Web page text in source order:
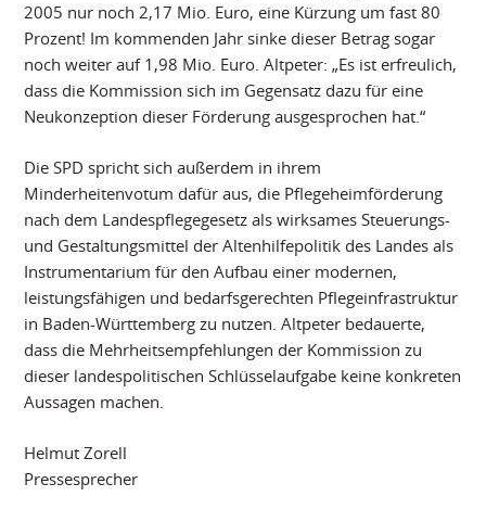
2005 nur noch 2,17 Mio. Euro, eine Kürzung um fast 80
Prozent! Im kommenden Jahr sinke dieser Betrag sogar
noch weiter auf 1,98 Mio. Euro. Altpeter: „Es ist erfreulich,
dass die Kommission sich im Gegensatz dazu für eine
Neukonzeption dieser Förderung ausgesprochen hat.“
Die SPD spricht sich außerdem in ihrem
Minderheitenvotum dafür aus, die Pflegeheimförderung
nach dem Landespflegegesetz als wirksames Steuerungs-
und Gestaltungsmittel der Altenhilfepolitik des Landes als
Instrumentarium für den Aufbau einer modernen,
leistungsfähigen und bedarfsgerechten Pflegeinfrastruktur
in Baden-Württemberg zu nutzen. Altpeter bedauerte,
dass die Mehrheitsempfehlungen der Kommission zu
dieser landespolitischen Schlüsselaufgabe keine konkreten
Aussagen machen.
Helmut Zorell
Pressesprecher